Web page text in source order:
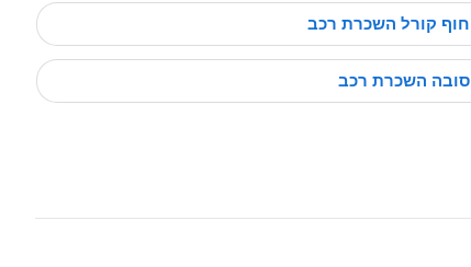
חוף קורל השכרת רכב
סובה השכרת רכב